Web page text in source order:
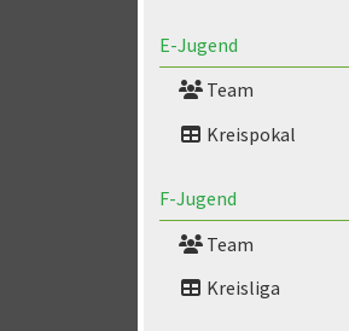
E-Jugend
Team
Kreispokal
F-Jugend
Team
Kreisliga